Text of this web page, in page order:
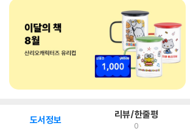
도서정보 리뷰/한줄평
0